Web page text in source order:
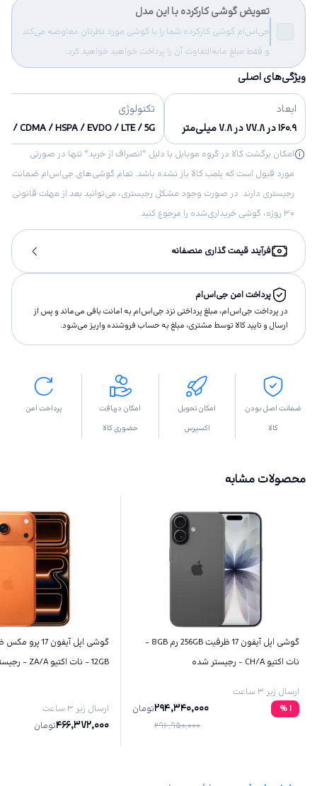
تعویض گوشی کارکرده با این مدل
جی‌اس‌ام گوشی کارکرده شما را با گوشی مورد نظرتان معاوضه می‌کند
و فقط مبلغ مابه‌التفاوت آن را پرداخت خواهید خواهید کرد.
ویژگی‌های اصلی
ابعاد
۱۶۰.۹ در ۷۷.۸ در ۷.۸ میلی‌متر
تکنولوژی
/ CDMA / HSPA / EVDO / LTE / 5G
امکان برگشت کالا در گروه موبایل با دلیل “انصراف از خرید“ تنها در صورتی
مورد قبول است که پلمب کالا باز نشده باشد. تمام گوشی‌های جی‌اس‌ام ضمانت
رجیستری دارند. در صورت وجود مشکل رجیستری، می‌توانید بعد از مهلت قانونی
۳۰ روزه، گوشی خریداری‌شده را مرجوع کنید.
فرآیند قیمت گذاری منصفانه
پرداخت امن جی‌اس‌ام
در پرداخت جی‌اس‌ام، مبلغ پرداختى نزد جی‌اس‌ام به امانت باقى مى‌ماند و پس از
ارسال و تاييد كالا توسط مشتری، مبلغ به حساب فروشنده واريز مى‌شود.
ضمانت اصل بودن
کالا
امکان تحویل
اکسپرس
امکان دریافت
حضوری کالا
پرداخت امن
محصولات مشابه
گوشی اپل آیفون 17 ظرفیت 256GB رم 8GB -
نات اکتیو CH/A - رجیستر شده
ارسال زیر ۳ ساعت
1
%
294,340,000
296,950,000
تومان
12GB - نات اکتیو ZA/A - رجیستر شده
ارسال زیر ۳ ساعت
466,372,000تومان